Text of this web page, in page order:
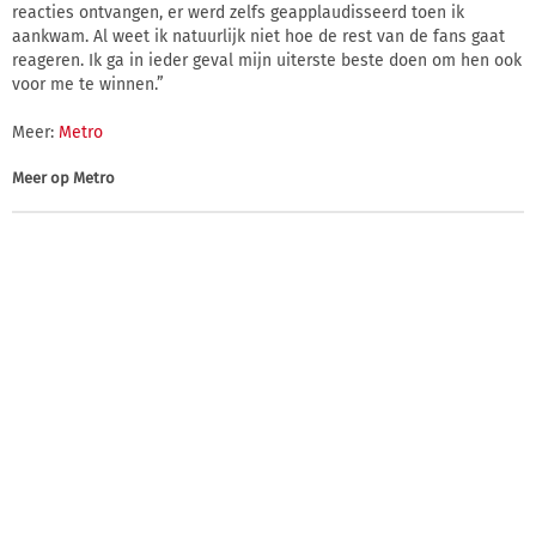
reacties ontvangen, er werd zelfs geapplaudisseerd toen ik
aankwam. Al weet ik natuurlijk niet hoe de rest van de fans gaat
reageren. Ik ga in ieder geval mijn uiterste beste doen om hen ook
voor me te winnen.”
Meer: Metro
Meer op Metro